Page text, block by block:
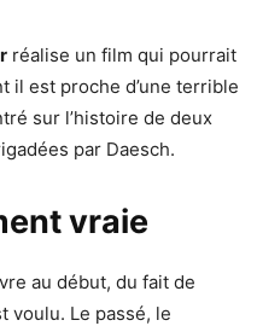
réalise un film qui pourrait
il est proche d’une terrible
sur l’histoire de deux
par Daesch.
vraie
au début, du fait de
voulu. Le passé, le